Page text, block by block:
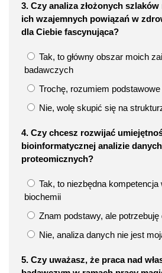
3. Czy analiza złożonych
ich wzajemnych powiązań w
dla Ciebie fascynująca?
Tak, to główny obszar moich
badawczych
Trochę, rozumiem
Nie, wolę skupić się na
4. Czy chcesz rozwijać
bioinformatycznej analizie
proteomicznych?
Tak, to niezbędna kompetencja
biochemii
Znam podstawy, ale
Nie, analiza danych nie jest
5. Czy uważasz, że praca nad